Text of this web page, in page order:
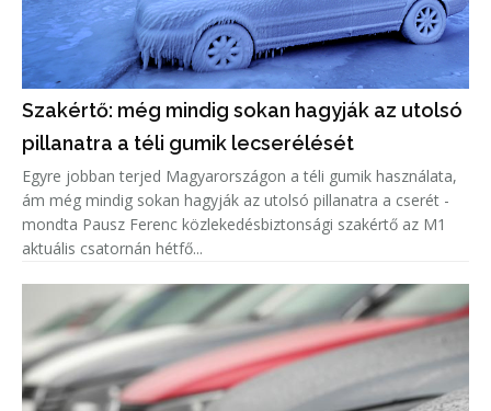
Szakértő: még mindig sokan hagyják az utolsó
pillanatra a téli gumik lecserélését
Egyre jobban terjed Magyarországon a téli gumik használata,
ám még mindig sokan hagyják az utolsó pillanatra a cserét -
mondta Pausz Ferenc közlekedésbiztonsági szakértő az M1
aktuális csatornán hétfő...